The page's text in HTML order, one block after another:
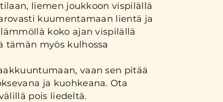
liemen joukkoon vispilällä
kuumentamaan lientä ja
koko ajan vispilällä
tämän myös kulhossa
vaan sen pitää
ja kuohkeana. Ota
pois liedeltä.